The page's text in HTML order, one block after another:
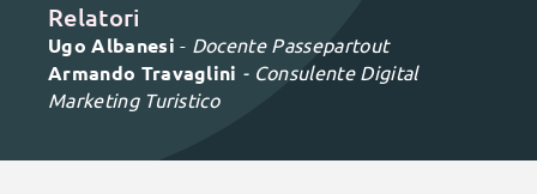
Relatori
Ugo Albanesi- Docente Passepartout
Armando Travaglini - Consulente Digital
Marketing Turistico